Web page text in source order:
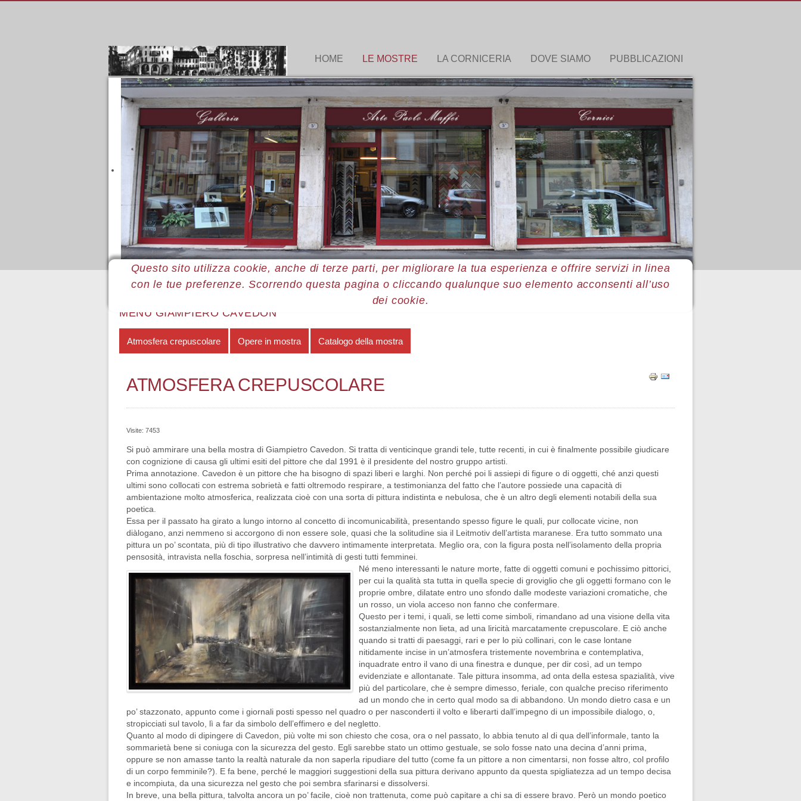
HOME LE MOSTRE LA CORNICERIA DOVE SIAMO PUBBLICAZIONI
Questo sito utilizza cookie, anche di terze parti, per migliorare la tua esperienza e offrire servizi in linea
con le tue preferenze. Scorrendo questa pagina o cliccando qualunque suo elemento acconsenti all’uso
dei cookie.
Sei qui: Home Le mostre Mostre 2011 Giampiero Cavedon Atmosfera crepuscolare
MENÙ GIAMPIERO CAVEDON
Atmosfera crepuscolare Opere in mostra Catalogo della mostra
ATMOSFERA CREPUSCOLARE
Visite: 7453
Si può ammirare una bella mostra di Giampietro Cavedon. Si tratta di venticinque grandi tele, tutte recenti, in cui è finalmente possibile giudicare
con cognizione di causa gli ultimi esiti del pittore che dal 1991 è il presidente del nostro gruppo artisti.
Prima annotazione. Cavedon è un pittore che ha bisogno di spazi liberi e larghi. Non perché poi li assiepi di figure o di oggetti, ché anzi questi
ultimi sono collocati con estrema sobrietà e fatti oltremodo respirare, a testimonianza del fatto che l’autore possiede una capacità di
ambientazione molto atmosferica, realizzata cioè con una sorta di pittura indistinta e nebulosa, che è un altro degli elementi notabili della sua
poetica.
Essa per il passato ha girato a lungo intorno al concetto di incomunicabilità, presentando spesso figure le quali, pur collocate vicine, non
diàlogano, anzi nemmeno si accorgono di non essere sole, quasi che la solitudine sia il Leitmotiv dell’artista maranese. Era tutto sommato una
pittura un po’ scontata, più di tipo illustrativo che davvero intimamente interpretata. Meglio ora, con la figura posta nell’isolamento della propria
pensosità, intravista nella foschia, sorpresa nell’intimità di gesti tutti femminei.
Né meno interessanti le nature morte, fatte di oggetti comuni e pochissimo pittorici,
per cui la qualità sta tutta in quella specie di groviglio che gli oggetti formano con le
proprie ombre, dilatate entro uno sfondo dalle modeste variazioni cromatiche, che
un rosso, un viola acceso non fanno che confermare.
Questo per i temi, i quali, se letti come simboli, rimandano ad una visione della vita
sostanzialmente non lieta, ad una liricità marcatamente crepuscolare. E ciò anche
quando si tratti di paesaggi, rari e per lo più collinari, con le case lontane
nitidamente incise in un’atmosfera tristemente novembrina e contemplativa,
inquadrate entro il vano di una finestra e dunque, per dir così, ad un tempo
evidenziate e allontanate. Tale pittura insomma, ad onta della estesa spazialità, vive
più del particolare, che è sempre dimesso, feriale, con qualche preciso riferimento
ad un mondo che in certo qual modo sa di abbandono. Un mondo dietro casa e un
po’ stazzonato, appunto come i giornali posti spesso nel quadro o per nasconderti il volto e liberarti dall’impegno di un impossibile dialogo, o,
stropicciati sul tavolo, lì a far da simbolo dell’effimero e del negletto.
Quanto al modo di dipingere di Cavedon, più volte mi son chiesto che cosa, ora o nel passato, lo abbia tenuto al di qua dell’informale, tanto la
sommarietà bene si coniuga con la sicurezza del gesto. Egli sarebbe stato un ottimo gestuale, se solo fosse nato una decina d’anni prima,
oppure se non amasse tanto la realtà naturale da non saperla ripudiare del tutto (come fa un pittore a non cimentarsi, non fosse altro, col profilo
di un corpo femminile?). E fa bene, perché le maggiori suggestioni della sua pittura derivano appunto da questa spigliatezza ad un tempo decisa
e incompiuta, da una sicurezza nel gesto che poi sembra sfarinarsi e dissolversi.
In breve, una bella pittura, talvolta ancora un po’ facile, cioè non trattenuta, come può capitare a chi sa di essere bravo. Però un mondo poetico